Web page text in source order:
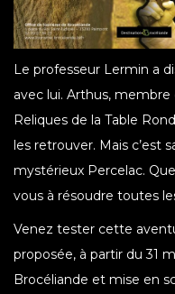
Le professeur Lermin a
avec lui. Arthus,
Reliques de la Table
les retrouver. Mais c’est
mystérieux Percelac.
vous à résoudre toutes
Venez tester cette
proposée, à partir du 31
Brocéliande et mise en